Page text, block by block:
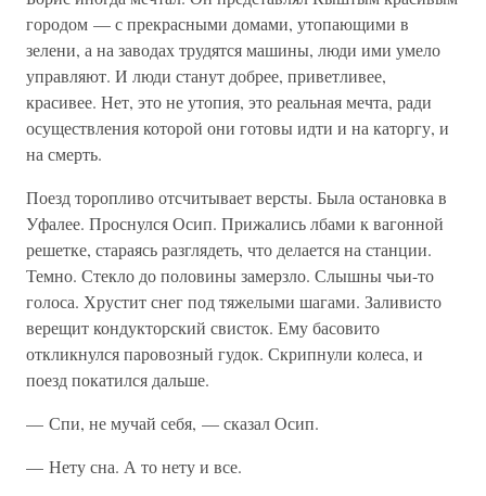
городом — с прекрасными домами, утопающими в
зелени, а на заводах трудятся машины, люди ими умело
управляют. И люди станут добрее, приветливее,
красивее. Нет, это не утопия, это реальная мечта, ради
осуществления которой они готовы идти и на каторгу, и
на смерть.
Поезд торопливо отсчитывает версты. Была остановка в
Уфалее. Проснулся Осип. Прижались лбами к вагонной
решетке, стараясь разглядеть, что делается на станции.
Темно. Стекло до половины замерзло. Слышны чьи-то
голоса. Хрустит снег под тяжелыми шагами. Заливисто
верещит кондукторский свисток. Ему басовито
откликнулся паровозный гудок. Скрипнули колеса, и
поезд покатился дальше.
— Спи, не мучай себя, — сказал Осип.
— Нету сна. А то нету и все.